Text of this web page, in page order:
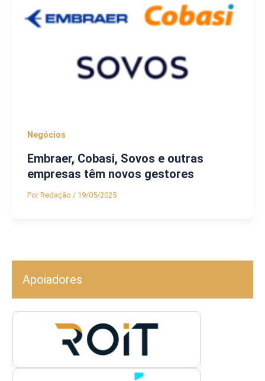
Negócios
Embraer, Cobasi, Sovos e outras
empresas têm novos gestores
PorRedação / 19/05/2025
Apoiadores